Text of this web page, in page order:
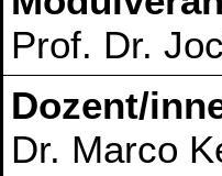
Prof. Dr.
Dozent/
Dr. Marco